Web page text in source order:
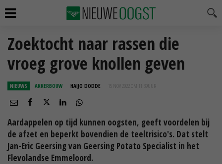
Zoektocht naar rassen die
vroeg grove knollen geven
NIEUWS AKKERBOUW HAIJO DODDE 15 NOV 2022 OM 11:39
Aardappelen op tijd kunnen oogsten, geeft voordelen bij
de afzet en beperkt bovendien de teeltrisico's. Dat stelt
Jan-Eric Geersing van Geersing Potato Specialist in het
Flevolandse Emmeloord.